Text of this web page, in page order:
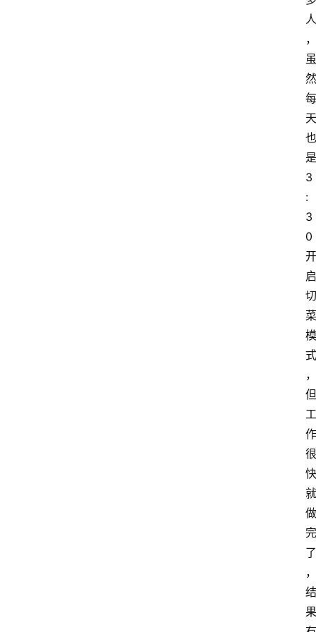
人
，
虽
然
每
天
也
是
3
:
3
0
开
启
切
菜
模
式
，
但
工
作
很
快
就
做
完
了
，
结
果